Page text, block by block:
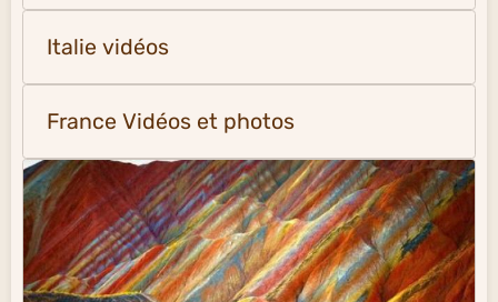
Italie vidéos
France Vidéos et photos